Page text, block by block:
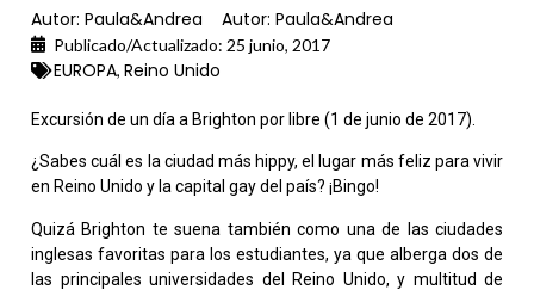
Autor: Paula&Andrea Autor: Paula&Andrea
Publicado/Actualizado: 25 junio, 2017
EUROPA, Reino Unido
Excursión de un día a Brighton por libre (1 de junio de 2017).
¿Sabes cuál es la ciudad más hippy, el lugar más feliz para vivir
en Reino Unido y la capital gay del país? ¡Bingo!
Quizá Brighton te suena también como una de las ciudades
inglesas favoritas para los estudiantes, ya que alberga dos de
las principales universidades del Reino Unido, y multitud de